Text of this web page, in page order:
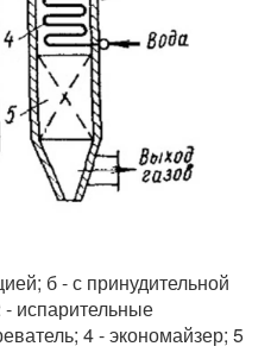
б - с принудительной
испарительные
4 - экономайзер; 5